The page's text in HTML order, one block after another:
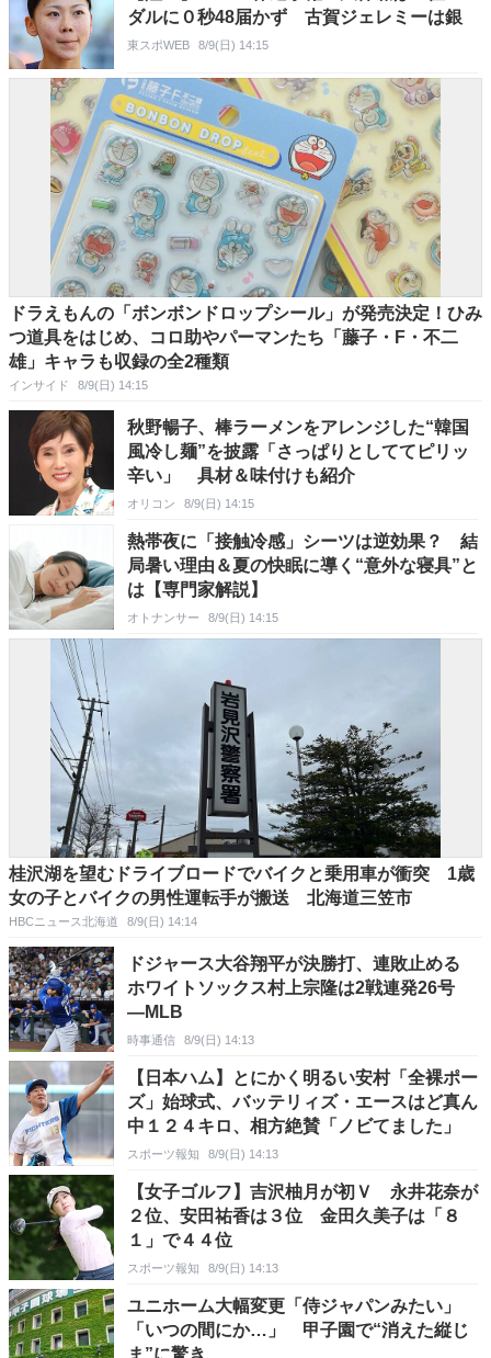
ダルに０秒48届かず 古賀ジェレミーは銀
東スポWEB 8/9(日) 14:15
ドラえもんの「ボンボンドロップシール」が発売決定！ひみ
つ道具をはじめ、コロ助やパーマンたち「藤子・F・不二
雄」キャラも収録の全2種類
インサイド 8/9(日) 14:15
秋野暢子、棒ラーメンをアレンジした“韓国
風冷し麺”を披露「さっぱりとしててピリッ
辛い」 具材＆味付けも紹介
オリコン 8/9(日) 14:15
熱帯夜に「接触冷感」シーツは逆効果？ 結
局暑い理由＆夏の快眠に導く“意外な寝具”と
は【専門家解説】
オトナンサー 8/9(日) 14:15
桂沢湖を望むドライブロードでバイクと乗用車が衝突 1歳
女の子とバイクの男性運転手が搬送 北海道三笠市
HBCニュース北海道 8/9(日) 14:14
ドジャース大谷翔平が決勝打、連敗止める
ホワイトソックス村上宗隆は2戦連発26号
―MLB
時事通信 8/9(日) 14:13
【日本ハム】とにかく明るい安村「全裸ポー
ズ」始球式、バッテリィズ・エースはど真ん
中１２４キロ、相方絶賛「ノビてました」
スポーツ報知 8/9(日) 14:13
【女子ゴルフ】吉沢柚月が初Ｖ 永井花奈が
２位、安田祐香は３位 金田久美子は「８
１」で４４位
スポーツ報知 8/9(日) 14:13
ユニホーム大幅変更「侍ジャパンみたい」
「いつの間にか…」 甲子園で“消えた縦じ
ま”に驚き